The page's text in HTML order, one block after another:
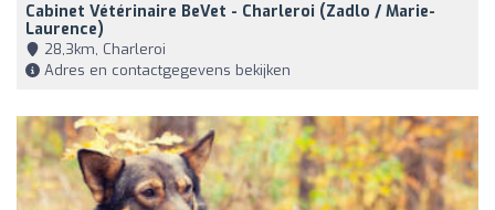
Cabinet Vétérinaire BeVet - Charleroi (Zadlo / Marie-
Laurence)
28,3km, Charleroi
Adres en contactgegevens bekijken